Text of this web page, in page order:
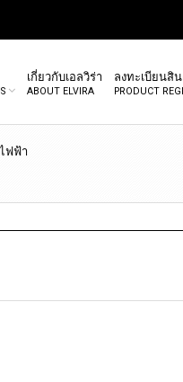
เกี่ยวกับเอลวิร่า
ABOUT ELVIRA
ลงทะเบียนสิ
PRODUCT
ฟฟ้า